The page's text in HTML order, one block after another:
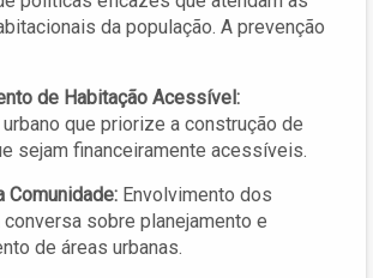
da população. A prevenção
de Habitação Acessível:
que priorize a construção de
sejam financeiramente acessíveis.
Comunidade: Envolvimento dos
sobre planejamento e
de áreas urbanas.